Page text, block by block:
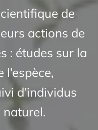
de
actions de
: études sur la
d’individus